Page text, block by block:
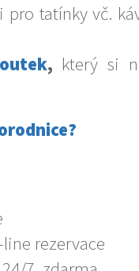
tatínky vč.
, který si
rezervace